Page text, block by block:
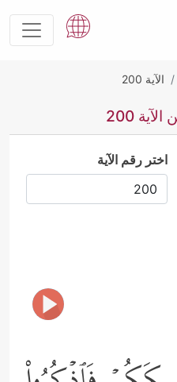
الآية 200
200
اختر رقم الآية